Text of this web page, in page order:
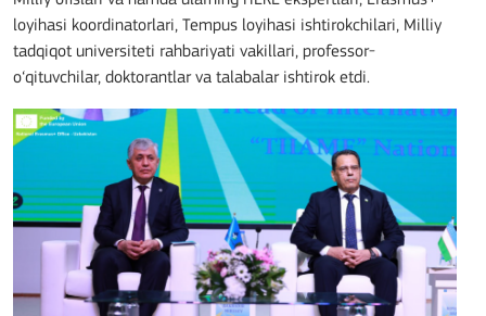
loyihasi koordinatorlari, Tempus loyihasi ishtirokchilari, Milliy
tadqiqot universiteti rahbariyati vakillari, professor-
o‘qituvchilar, doktorantlar va talabalar ishtirok etdi.